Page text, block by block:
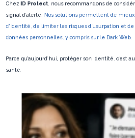
Chez ID Protect , nous recommandons de
signal d’alerte.
Nos solutions permettent de
d’identité, de limiter les risques d’usurpation et
données personnelles, y compris sur le Dark Web.
Parce qu’aujourd’hui, protéger son identité, c’est
santé.